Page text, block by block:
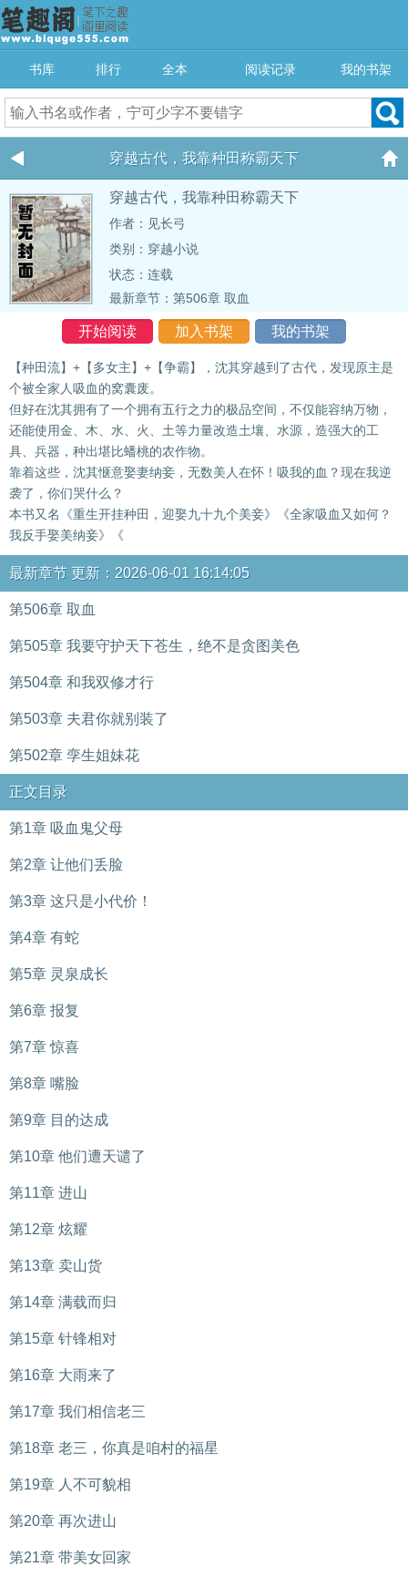
书库 排行 全本 阅读记录 我的书架
穿越古代，我靠种田称霸天下
穿越古代，我靠种田称霸天下
作者：见长弓
类别：穿越小说
状态：连载
最新章节： 第506章 取血
开始阅读 加入书架 我的书架
【种田流】+【多女主】+【争霸】，沈其穿越到了古代，发现原主是
个被全家人吸血的窝囊废。
但好在沈其拥有了一个拥有五行之力的极品空间，不仅能容纳万物，
还能使用金、木、水、火、土等力量改造土壤、水源，造强大的工
具、兵器，种出堪比蟠桃的农作物。
靠着这些，沈其惬意娶妻纳妾，无数美人在怀！吸我的血？现在我逆
袭了，你们哭什么？
本书又名《重生开挂种田，迎娶九十九个美妾》《全家吸血又如何？
我反手娶美纳妾》《
最新章节 更新：2026-06-01 16:14:05
第506章 取血
第505章 我要守护天下苍生，绝不是贪图美色
第504章 和我双修才行
第503章 夫君你就别装了
第502章 孪生姐妹花
正文目录
第1章 吸血鬼父母
第2章 让他们丢脸
第3章 这只是小代价！
第4章 有蛇
第5章 灵泉成长
第6章 报复
第7章 惊喜
第8章 嘴脸
第9章 目的达成
第10章 他们遭天谴了
第11章 进山
第12章 炫耀
第13章 卖山货
第14章 满载而归
第15章 针锋相对
第16章 大雨来了
第17章 我们相信老三
第18章 老三，你真是咱村的福星
第19章 人不可貌相
第20章 再次进山
第21章 带美女回家